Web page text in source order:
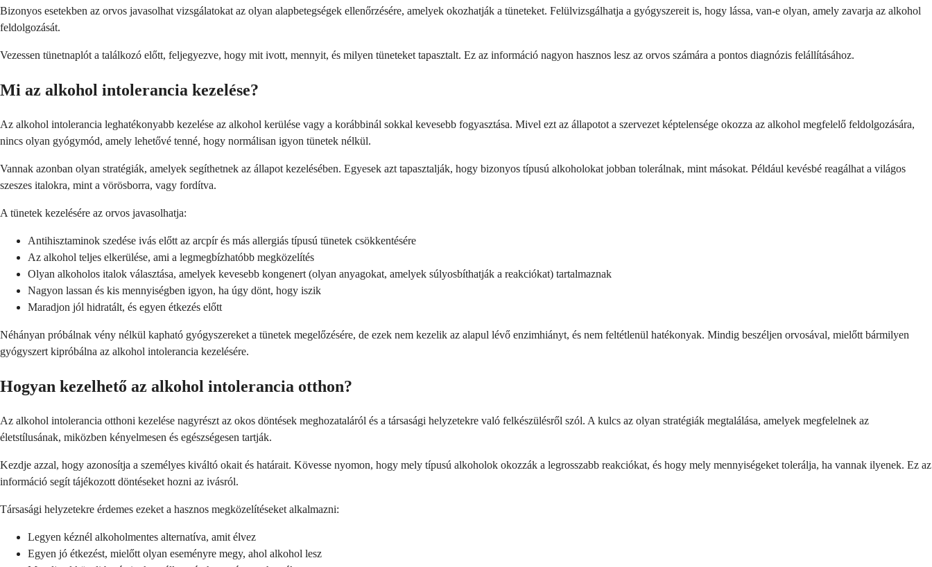
Bizonyos esetekben az orvos javasolhat vizsgálatokat az olyan alapbetegségek ellenőrzésére, amelyek okozhatják a tüneteket. Felülvizsgálhatja a gyógyszereit is, hogy lássa, van-e olyan, amely zavarja az alkohol
feldolgozását.
Vezessen tünetnaplót a találkozó előtt, feljegyezve, hogy mit ivott, mennyit, és milyen tüneteket tapasztalt. Ez az információ nagyon hasznos lesz az orvos számára a pontos diagnózis felállításához.
Mi az alkohol intolerancia kezelése?
Az alkohol intolerancia leghatékonyabb kezelése az alkohol kerülése vagy a korábbinál sokkal kevesebb fogyasztása. Mivel ezt az állapotot a szervezet képtelensége okozza az alkohol megfelelő feldolgozására,
nincs olyan gyógymód, amely lehetővé tenné, hogy normálisan igyon tünetek nélkül.
Vannak azonban olyan stratégiák, amelyek segíthetnek az állapot kezelésében. Egyesek azt tapasztalják, hogy bizonyos típusú alkoholokat jobban tolerálnak, mint másokat. Például kevésbé reagálhat a világos
szeszes italokra, mint a vörösborra, vagy fordítva.
A tünetek kezelésére az orvos javasolhatja:
Antihisztaminok szedése ivás előtt az arcpír és más allergiás típusú tünetek csökkentésére
Az alkohol teljes elkerülése, ami a legmegbízhatóbb megközelítés
Olyan alkoholos italok választása, amelyek kevesebb kongenert (olyan anyagokat, amelyek súlyosbíthatják a reakciókat) tartalmaznak
Nagyon lassan és kis mennyiségben igyon, ha úgy dönt, hogy iszik
Maradjon jól hidratált, és egyen étkezés előtt
Néhányan próbálnak vény nélkül kapható gyógyszereket a tünetek megelőzésére, de ezek nem kezelik az alapul lévő enzimhiányt, és nem feltétlenül hatékonyak. Mindig beszéljen orvosával, mielőtt bármilyen
gyógyszert kipróbálna az alkohol intolerancia kezelésére.
Hogyan kezelhető az alkohol intolerancia otthon?
Az alkohol intolerancia otthoni kezelése nagyrészt az okos döntések meghozataláról és a társasági helyzetekre való felkészülésről szól. A kulcs az olyan stratégiák megtalálása, amelyek megfelelnek az
életstílusának, miközben kényelmesen és egészségesen tartják.
Kezdje azzal, hogy azonosítja a személyes kiváltó okait és határait. Kövesse nyomon, hogy mely típusú alkoholok okozzák a legrosszabb reakciókat, és hogy mely mennyiségeket tolerálja, ha vannak ilyenek. Ez az
információ segít tájékozott döntéseket hozni az ivásról.
Társasági helyzetekre érdemes ezeket a hasznos megközelítéseket alkalmazni:
Legyen kéznél alkoholmentes alternatíva, amit élvez
Egyen jó étkezést, mielőtt olyan eseményre megy, ahol alkohol lesz